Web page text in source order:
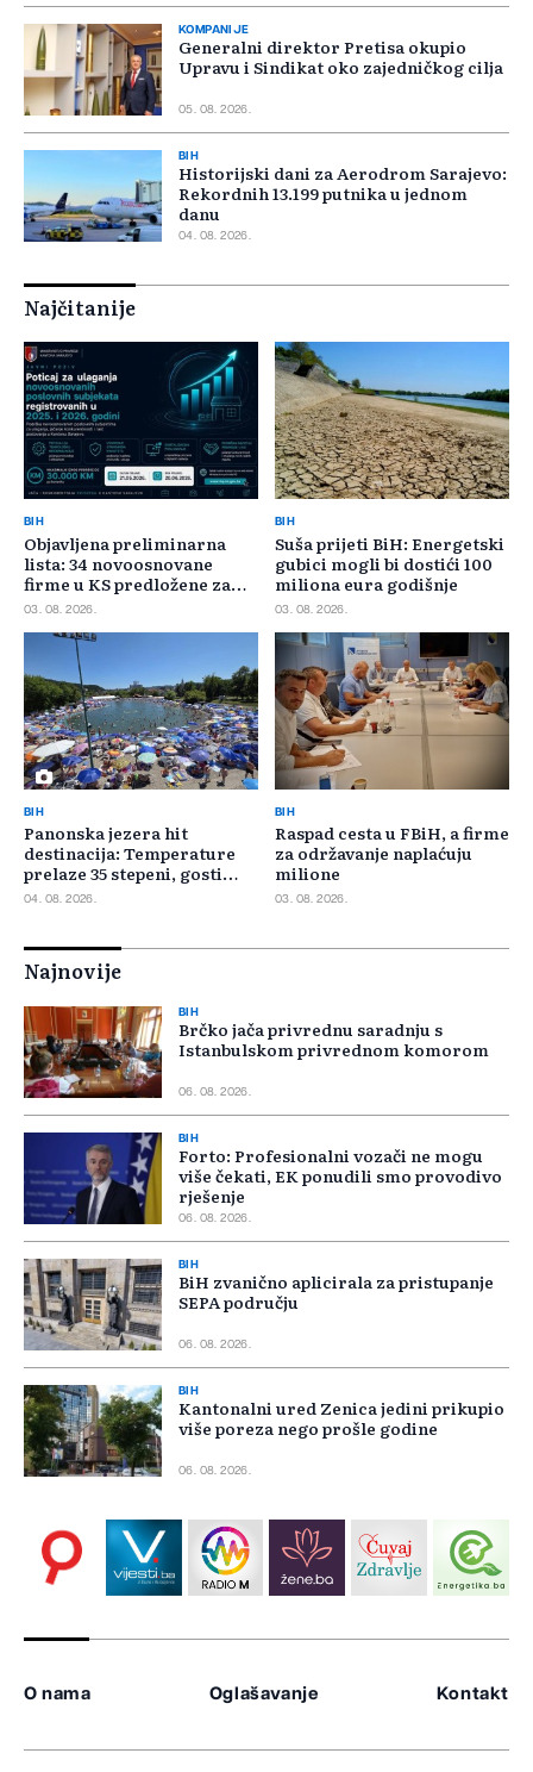
KOMPANIJE
Generalni direktor Pretisa okupio
Upravu i Sindikat oko zajedničkog cilja
05. 08. 2026.
BIH
Historijski dani za Aerodrom Sarajevo:
Rekordnih 13.199 putnika u jednom
danu
04. 08. 2026.
Najčitanije
BIH
Objavljena preliminarna
lista: 34 novoosnovane
firme u KS predložene za
400.000 KM poticaja
03. 08. 2026.
BIH
Suša prijeti BiH: Energetski
gubici mogli bi dostići 100
miliona eura godišnje
03. 08. 2026.
BIH
Panonska jezera hit
destinacija: Temperature
prelaze 35 stepeni, gosti
pristižu iz cijele regije
04. 08. 2026.
BIH
Raspad cesta u FBiH, a firme
za održavanje naplaćuju
milione
03. 08. 2026.
Najnovije
BIH
Brčko jača privrednu saradnju s
Istanbulskom privrednom komorom
06. 08. 2026.
BIH
Forto: Profesionalni vozači ne mogu
više čekati, EK ponudili smo provodivo
rješenje
06. 08. 2026.
BIH
BiH zvanično aplicirala za pristupanje
SEPA području
06. 08. 2026.
BIH
Kantonalni ured Zenica jedini prikupio
više poreza nego prošle godine
06. 08. 2026.
O nama Oglašavanje Kontakt